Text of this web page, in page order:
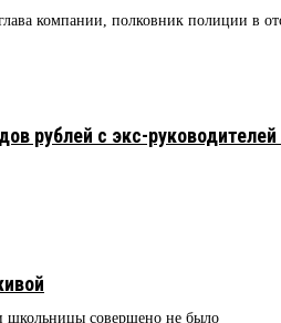
компании, полковник полиции в
рублей с экс-руководителей
школьницы совершено не было